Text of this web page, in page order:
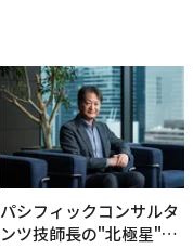
パシフィックコンサルタ
ンツ技師長の"北極星"。